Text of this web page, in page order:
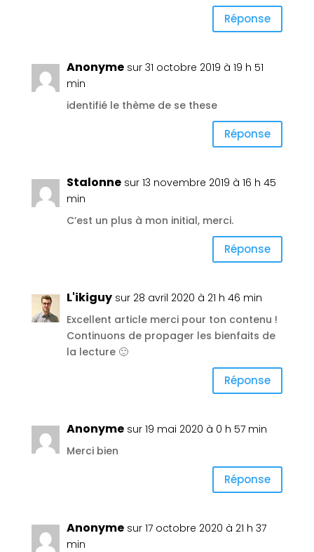
Réponse
Anonyme sur 31 octobre 2019 à 19 h 51
min
identifié le thème de se these
Réponse
Stalonne sur 13 novembre 2019 à 16 h 45
min
C’est un plus à mon initial, merci.
Réponse
L'ikiguy sur 28 avril 2020 à 21 h 46 min
Excellent article merci pour ton contenu !
Continuons de propager les bienfaits de
la lecture 🙂
Réponse
Anonyme sur 19 mai 2020 à 0 h 57 min
Merci bien
Réponse
Anonyme sur 17 octobre 2020 à 21 h 37
min